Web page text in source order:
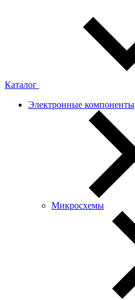
Каталог
Электронные компоненты
Микросхемы